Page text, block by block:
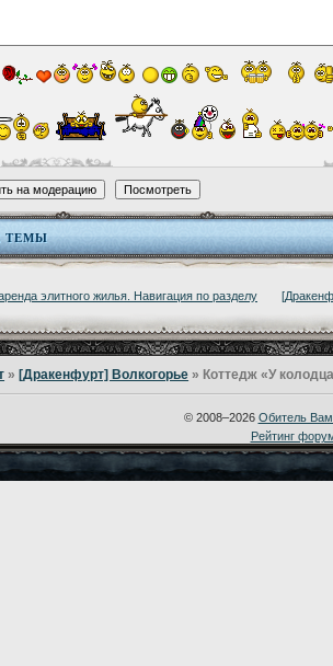
ТЕМЫ
элитного жилья. Навигация по разделу
» [Дракенфурт] Волкогорье » Коттедж «У
Рейтинг
© 2008–2026 Обитель